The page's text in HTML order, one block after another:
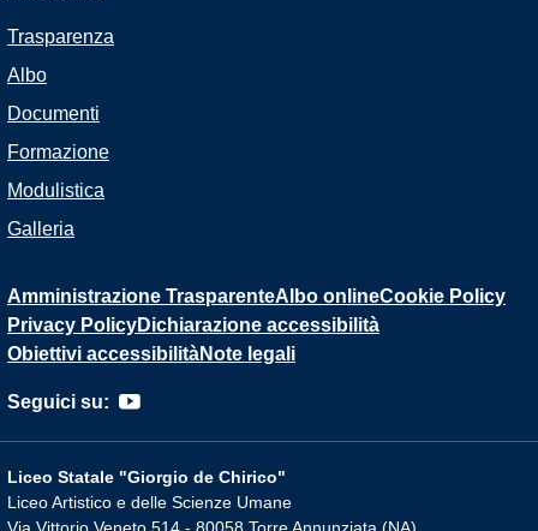
Trasparenza
Albo
Documenti
Formazione
Modulistica
Galleria
Amministrazione TrasparenteAlbo onlineCookie Policy
Privacy PolicyDichiarazione accessibilità
Obiettivi accessibilitàNote legali
Seguici su:
Liceo Statale "Giorgio de Chirico"
Liceo Artistico e delle Scienze Umane